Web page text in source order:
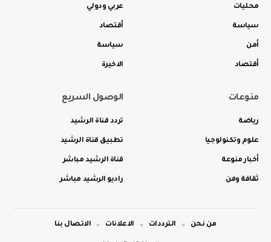
محليات
سياسة
أمن
أقتصاد
عربي ودولي
أقتصاد
سياسة
الاخيرة
منوعات
رياضة
علوم وتكنولوجيا
أخبار منوعة
ثقافة وفن
الوصول السريع
تردد قناة الرشيد
تطبيق قناة الرشيد
قناة الرشيد مباشر
راديو الرشيد مباشر
من نحن الترددات الاعلانات الاتصال بنا